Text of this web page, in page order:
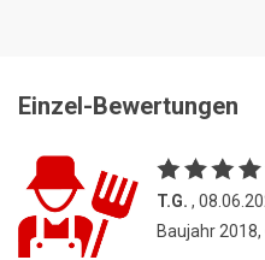
Einzel-Bewertungen
T.G. ,
Baujahr